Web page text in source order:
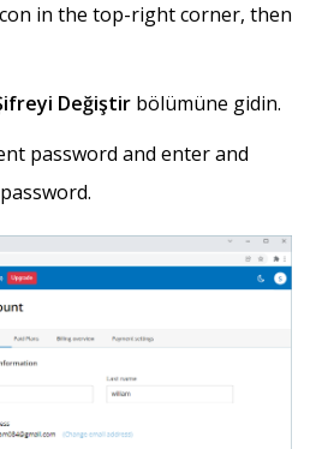
in the top-right corner, then
Değiştir bölümüne gidin.
password and enter and